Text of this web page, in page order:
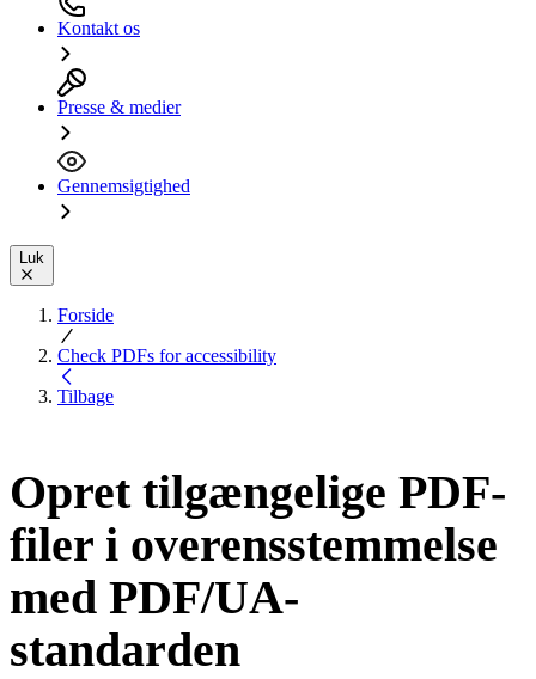
Kontakt os
Presse & medier
Gennemsigtighed
Luk
Forside
Check PDFs for accessibility
Tilbage
Opret tilgængelige PDF-
filer i overensstemmelse
med PDF/UA-
standarden